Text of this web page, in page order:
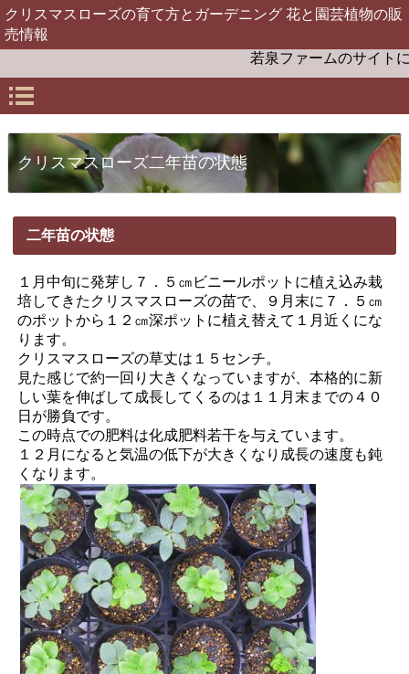
クリスマスローズの育て方とガーデニング 花と園芸植物の販
売情報
若泉ファームのサイト
クリスマスローズ二年苗の状態
二年苗の状態
１月中旬に発芽し７．５㎝ビニールポットに植え込み栽
培してきたクリスマスローズの苗で、９月末に７．５㎝
のポットから１２㎝深ポットに植え替えて１月近くにな
ります。
クリスマスローズの草丈は１５センチ。
見た感じで約一回り大きくなっていますが、本格的に新
しい葉を伸ばして成長してくるのは１１月末までの４０
日が勝負です。
この時点での肥料は化成肥料若干を与えています。
１２月になると気温の低下が大きくなり成長の速度も鈍
くなります。